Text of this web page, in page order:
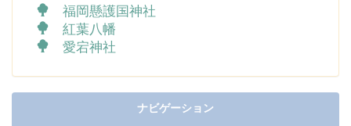
福岡懸護国神社
紅葉八幡
愛宕神社
ナビゲーション